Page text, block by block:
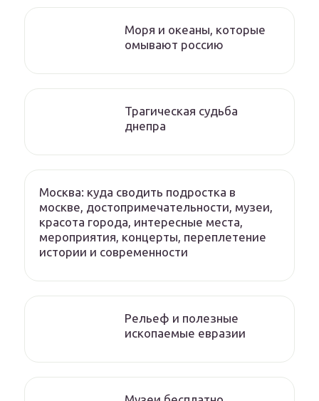
Моря и океаны, которые
омывают россию
Трагическая судьба
днепра
Москва: куда сводить подростка в
москве, достопримечательности, музеи,
красота города, интересные места,
мероприятия, концерты, переплетение
истории и современности
Рельеф и полезные
ископаемые евразии